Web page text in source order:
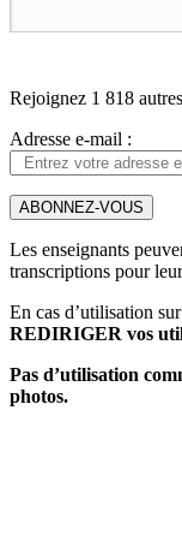
Rejoignez 1 818
Adresse e-mail :
ABONNEZ-VOUS
Les enseignants
transcriptions pour
En cas d’utilisation
REDIRIGER vos
Pas d’utilisation
photos.